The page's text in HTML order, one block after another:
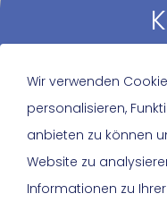
Nehmen Sie
von Ihnen zu
Wir verwenden
personalisieren,
anbieten zu können
Website zu
Informationen zu